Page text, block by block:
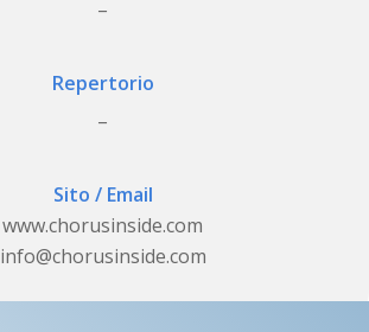
Repertorio
Sito / Email
www.chorusinside.com
info@chorusinside.com